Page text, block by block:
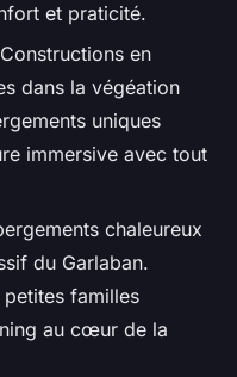
et praticité.
en
dans la végéation
uniques
immersive avec tout
chaleureux
du Garlaban.
familles
au cœur de la